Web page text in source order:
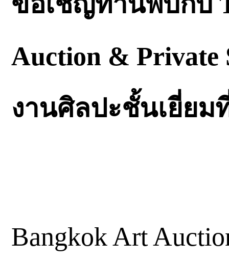
Auction & Private
งานศิลปะชั้นเยี่ยม
Bangkok Art